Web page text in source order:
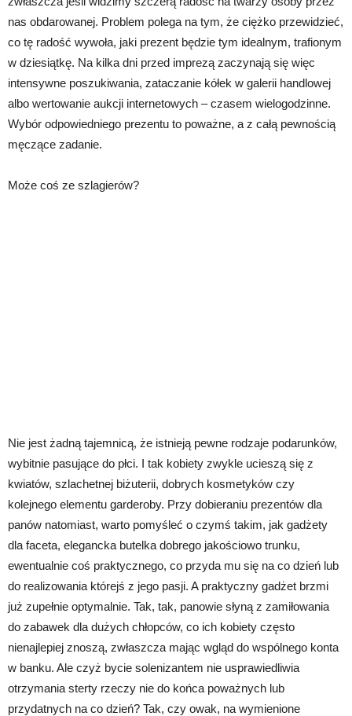
nas obdarowanej. Problem polega na tym, że ciężko przewidzieć,
co tę radość wywoła, jaki prezent będzie tym idealnym, trafionym
w dziesiątkę. Na kilka dni przed imprezą zaczynają się więc
intensywne poszukiwania, zataczanie kółek w galerii handlowej
albo wertowanie aukcji internetowych – czasem wielogodzinne.
Wybór odpowiedniego prezentu to poważne, a z całą pewnością
męczące zadanie.
Może coś ze szlagierów?
Nie jest żadną tajemnicą, że istnieją pewne rodzaje podarunków,
wybitnie pasujące do płci. I tak kobiety zwykle ucieszą się z
kwiatów, szlachetnej biżuterii, dobrych kosmetyków czy
kolejnego elementu garderoby. Przy dobieraniu prezentów dla
panów natomiast, warto pomyśleć o czymś takim, jak gadżety
dla faceta, elegancka butelka dobrego jakościowo trunku,
ewentualnie coś praktycznego, co przyda mu się na co dzień lub
do realizowania którejś z jego pasji. A praktyczny gadżet brzmi
już zupełnie optymalnie. Tak, tak, panowie słyną z zamiłowania
do zabawek dla dużych chłopców, co ich kobiety często
nienajlepiej znoszą, zwłaszcza mając wgląd do wspólnego konta
w banku. Ale czyż bycie solenizantem nie usprawiedliwia
otrzymania sterty rzeczy nie do końca poważnych lub
przydatnych na co dzień? Tak, czy owak, na wymienione